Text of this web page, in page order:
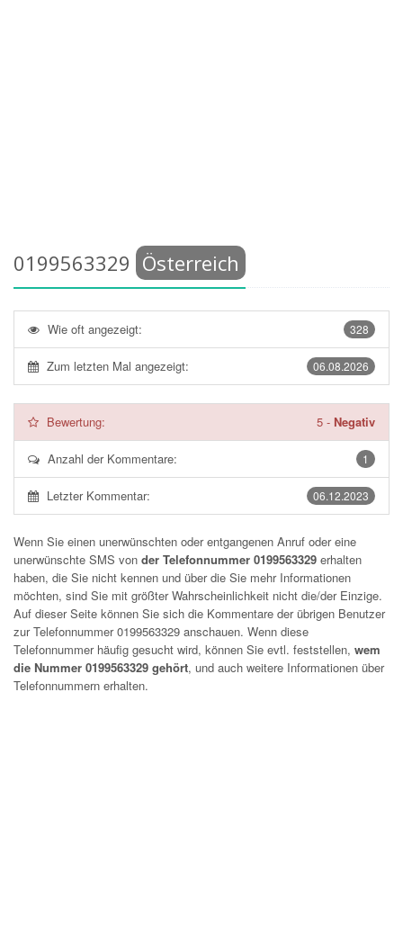
0199563329 Österreich
328
Wie oft angezeigt:
06.08.2026
Zum letzten Mal angezeigt:
Bewertung: 5 - Negativ
1
Anzahl der Kommentare:
06.12.2023
Letzter Kommentar:
Wenn Sie einen unerwünschten oder entgangenen Anruf oder eine
unerwünschte SMS von der Telefonnummer 0199563329 erhalten
haben, die Sie nicht kennen und über die Sie mehr Informationen
möchten, sind Sie mit größter Wahrscheinlichkeit nicht die/der Einzige.
Auf dieser Seite können Sie sich die Kommentare der übrigen Benutzer
zur Telefonnummer0199563329 anschauen. Wenn diese
Telefonnummer häufig gesucht wird, können Sie evtl. feststellen, wem
die Nummer 0199563329 gehört, und auch weitere Informationen über
Telefonnummern erhalten.